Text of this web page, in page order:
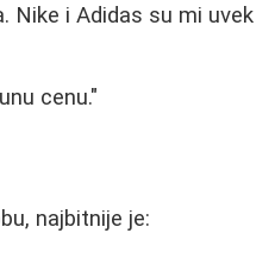
Nike i Adidas su mi uvek
cenu."
najbitnije je: